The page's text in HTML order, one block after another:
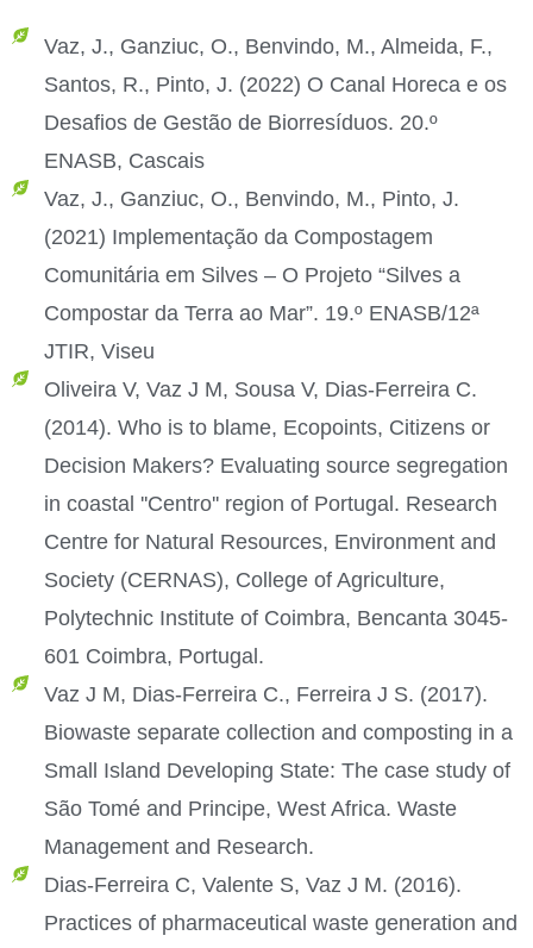
Vaz, J., Ganziuc, O., Benvindo, M., Almeida, F.,
Santos, R., Pinto, J. (2022) O Canal Horeca e os
Desafios de Gestão de Biorresíduos. 20.º
ENASB, Cascais
Vaz, J., Ganziuc, O., Benvindo, M., Pinto, J.
(2021) Implementação da Compostagem
Comunitária em Silves – O Projeto “Silves a
Compostar da Terra ao Mar”. 19.º ENASB/12ª
JTIR, Viseu
Oliveira V, Vaz J M, Sousa V, Dias-Ferreira C.
(2014). Who is to blame, Ecopoints, Citizens or
Decision Makers? Evaluating source segregation
in coastal ''Centro'' region of Portugal. Research
Centre for Natural Resources, Environment and
Society (CERNAS), College of Agriculture,
Polytechnic Institute of Coimbra, Bencanta 3045-
601 Coimbra, Portugal.
Vaz J M, Dias-Ferreira C., Ferreira J S. (2017).
Biowaste separate collection and composting in a
Small Island Developing State: The case study of
São Tomé and Principe, West Africa. Waste
Management and Research.
Dias-Ferreira C, Valente S, Vaz J M. (2016).
Practices of pharmaceutical waste generation and